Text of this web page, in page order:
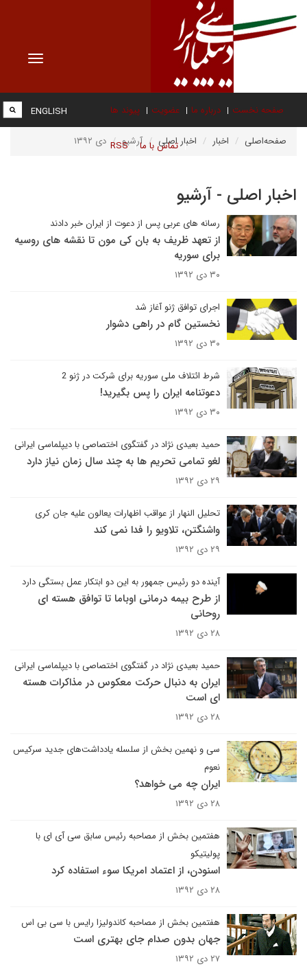
Toggle
صفحه نخست درباره ما عضویت پیوند ها
تماس با ما RSS
ENGLISH
صفحه‌اصلی اخبار اخبار اصلی آرشیو دی ۱۳۹۲
اخبار اصلی - آرشیو
رسانه های عربی پس از دعوت از ایران خبر دادند
از تعهد ظریف به بان کی مون تا نقشه های روسیه
برای سوریه
۳۰ دی ۱۳۹۲
اجرای توافق ژنو آغاز شد
نخستین گام در راهی دشوار
۳۰ دی ۱۳۹۲
شرط ائتلاف ملی سوریه برای شرکت در ژنو 2
دعوتنامه ایران را پس بگیرید!
۳۰ دی ۱۳۹۲
حمید بعیدی نژاد در گفتگوی اختصاصی با دیپلماسی ایرانی
لغو تمامی تحریم ها به چند سال زمان نیاز دارد
۲۹ دی ۱۳۹۲
تحلیل النهار از عواقب اظهارات یعالون علیه جان کری
واشنگتن، تلاویو را فدا نمی کند
۲۹ دی ۱۳۹۲
آینده دو رئیس جمهور به این دو ابتکار عمل بستگی دارد
از طرح بیمه درمانی اوباما تا توافق هسته ای
روحانی
۲۸ دی ۱۳۹۲
حمید بعیدی نژاد در گفتگوی اختصاصی با دیپلماسی ایرانی
ایران به دنبال حرکت معکوس در مذاکرات هسته
ای است
۲۸ دی ۱۳۹۲
سی و نهمین بخش از سلسله یادداشت‌های جدید سرکیس
نعوم
ایران چه می‌ خواهد؟
۲۸ دی ۱۳۹۲
هفتمین بخش از مصاحبه رئیس سابق سی آی ای با
پولیتیکو
اسنودن، از اعتماد امریکا سوء استفاده کرد
۲۸ دی ۱۳۹۲
هفتمین بخش از مصاحبه کاندولیزا رایس با سی بی اس
جهان بدون صدام جای بهتری است
۲۷ دی ۱۳۹۲